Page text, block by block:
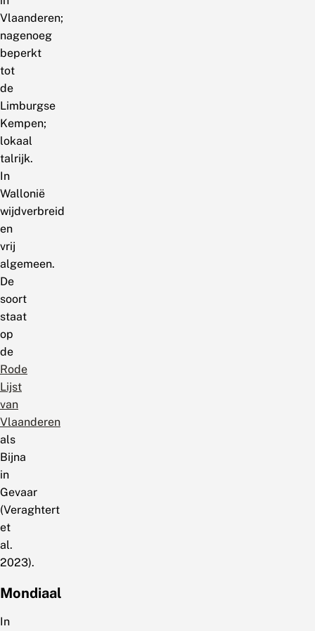
Vlaanderen;
nagenoeg
beperkt
tot
de
Limburgse
Kempen;
lokaal
talrijk.
In
Wallonië
wijdverbreid
en
vrij
algemeen.
De
soort
staat
op
de
Rode
Lijst
van
Vlaanderen
als
Bijna
in
Gevaar
(Veraghtert
et
al.
2023).
Mondiaal
In